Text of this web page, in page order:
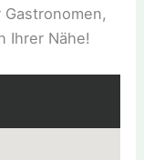
Ihrer Nähe!